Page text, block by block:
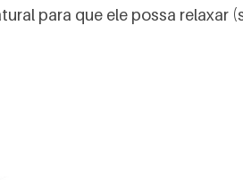
para que ele possa relaxar